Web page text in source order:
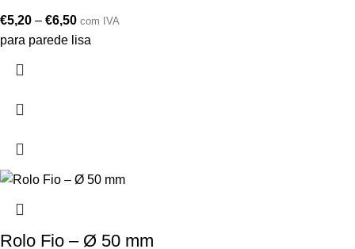
€5,20 – €6,50 com IVA
para parede lisa
Rolo Fio – Ø 50 mm